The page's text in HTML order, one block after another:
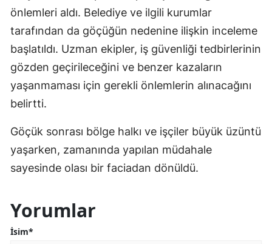
önlemleri aldı. Belediye ve ilgili kurumlar
tarafından da göçüğün nedenine ilişkin inceleme
başlatıldı. Uzman ekipler, iş güvenliği tedbirlerinin
gözden geçirileceğini ve benzer kazaların
yaşanmaması için gerekli önlemlerin alınacağını
belirtti.
Göçük sonrası bölge halkı ve işçiler büyük üzüntü
yaşarken, zamanında yapılan müdahale
sayesinde olası bir faciadan dönüldü.
Yorumlar
İsim*